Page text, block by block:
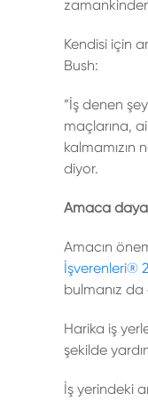
Kendisi için
Bush:
”İş denen
maçlarına,
kalmamızın
diyor.
Amaca
Amacın
İşverenleri®
bulmanız
Harika iş
şekilde
İş yerindeki